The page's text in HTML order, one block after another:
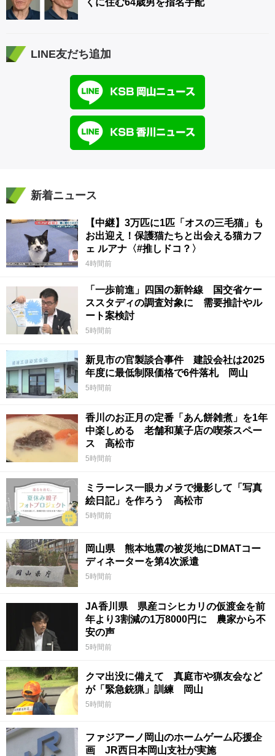
LINE友だち追加
新着ニュース
【中継】3万匹に1匹「オスの三毛猫」も
お出迎え！保護猫たちと出会える猫カフ
ェ ルアナ〈#推しドコ？〉
4時間前
「一歩前進」四国の新幹線 国交省ケー
ススタディの調査対象に 需要推計やル
ート案検討
5時間前
新見市の官製談合事件 建設会社は2025
年度に最低制限価格で6件落札 岡山
5時間前
香川のお正月の定番「あん餅雑煮」を1年
中楽しめる 老舗和菓子店の喫茶スペー
ス 高松市
5時間前
ミラーレス一眼カメラで撮影して「写真
絵日記」を作ろう 高松市
5時間前
岡山県 熊本地震の被災地にDMATコー
ディネーターを第4次派遣
5時間前
JA香川県 県産コシヒカリの仮渡金を前
年より3割減の1万8000円に 農家から不
安の声
5時間前
クマ出没に備えて 真庭市や猟友会など
が「緊急銃猟」訓練 岡山
5時間前
ファジアーノ岡山のホームゲーム応援企
画 JR西日本岡山支社が実施